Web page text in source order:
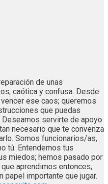
de unas
caótica y confusa. Desde
ese caos; queremos
que puedas
servirte de apoyo
necesario que te convenza
Somos funcionarios/as,
tú. Entendemos tus
miedos; hemos pasado por
aprendimos entonces,
papel importante que jugar.